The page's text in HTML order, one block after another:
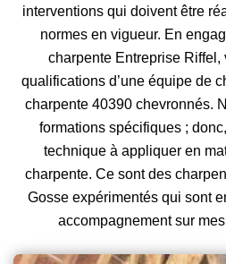
interventions qui doivent être
normes en vigueur. En
charpente Entreprise Riffel,
qualifications d’une équipe de
charpente 40390 chevronnés.
formations spécifiques ;
technique à appliquer en
charpente. Ce sont des
Gosse expérimentés qui sont
accompagnement sur